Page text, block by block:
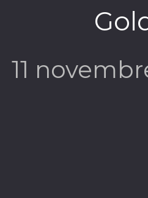
11